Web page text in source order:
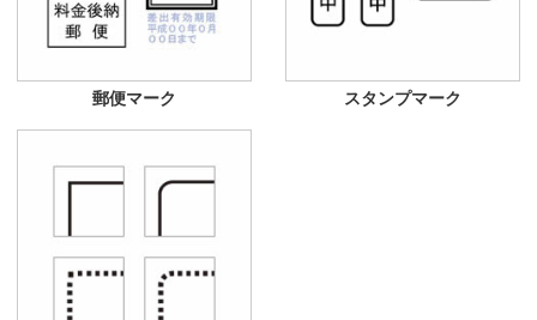
郵便マーク スタンプマーク